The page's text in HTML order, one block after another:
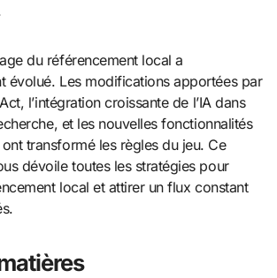
du référencement local a
évolué. Les modifications apportées par
l’intégration croissante de l’IA dans
et les nouvelles fonctionnalités
transformé les règles du jeu. Ce
dévoile toutes les stratégies pour
local et attirer un flux constant